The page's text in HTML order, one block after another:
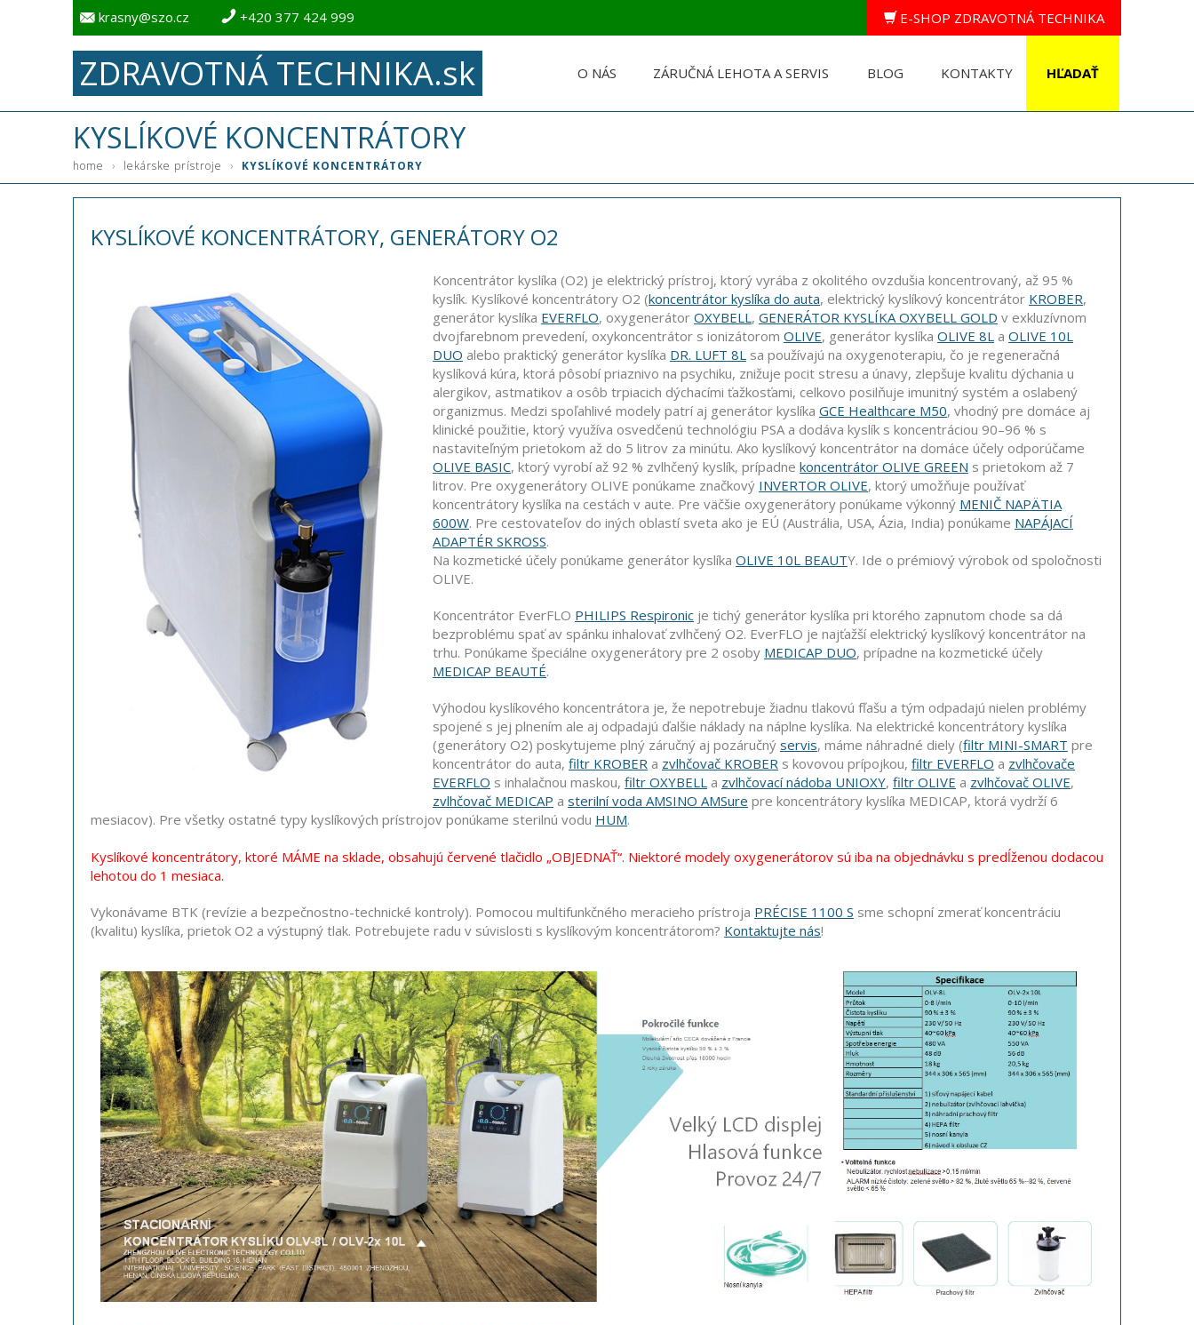
krasny@szo.cz +420 377 424 999 E-SHOP ZDRAVOTNÁ TECHNIKA
ZDRAVOTNÁ TECHNIKA.sk O NÁS ZÁRUČNÁ LEHOTA A SERVIS BLOG KONTAKTY
KYSLÍKOVÉ KONCENTRÁTORY
home › lekárske prístroje › KYSLÍKOVÉ KONCENTRÁTORY
KYSLÍKOVÉ KONCENTRÁTORY, GENERÁTORY O2
Koncentrátor kyslíka (O2) je elektrický prístroj, ktorý vyrába z okolitého ovzdušia koncentrovaný, až 95 %
kyslík. Kyslíkové koncentrátory O2 (koncentrátor kyslíka do auta, elektrický kyslíkový koncentrátor KROBER,
generátor kyslíka EVERFLO, oxygenerátor OXYBELL, GENERÁTOR KYSLÍKA OXYBELL GOLD v exkluzívnom
dvojfarebnom prevedení, oxykoncentrátor s ionizátorom OLIVE, generátor kyslíka OLIVE 8L a OLIVE 10L
DUO alebo praktický generátor kyslíka DR. LUFT 8L sa používajú na oxygenoterapiu, čo je regeneračná
kyslíková kúra, ktorá pôsobí priaznivo na psychiku, znižuje pocit stresu a únavy, zlepšuje kvalitu dýchania u
alergikov, astmatikov a osôb trpiacich dýchacími ťažkosťami, celkovo posilňuje imunitný systém a oslabený
organizmus. Medzi spoľahlivé modely patrí aj generátor kyslíka GCE Healthcare M50, vhodný pre domáce aj
klinické použitie, ktorý využíva osvedčenú technológiu PSA a dodáva kyslík s koncentráciou 90–96 % s
nastaviteľným prietokom až do 5 litrov za minútu. Ako kyslíkový koncentrátor na domáce účely odporúčame
OLIVE BASIC, ktorý vyrobí až 92 % zvlhčený kyslík, prípadne koncentrátor OLIVE GREEN s prietokom až 7
litrov. Pre oxygenerátory OLIVE ponúkame značkový INVERTOR OLIVE, ktorý umožňuje používať
koncentrátory kyslíka na cestách v aute. Pre väčšie oxygenerátory ponúkame výkonný MENIČ NAPÄTIA
600W. Pre cestovateľov do iných oblastí sveta ako je EÚ (Austrália, USA, Ázia, India) ponúkame NAPÁJACÍ
ADAPTÉR SKROSS.
Na kozmetické účely ponúkame generátor kyslíka OLIVE 10L BEAUTY. Ide o prémiový výrobok od spoločnosti
OLIVE.
Koncentrátor EverFLO PHILIPS Respironic je tichý generátor kyslíka pri ktorého zapnutom chode sa dá
bezproblému spať av spánku inhalovať zvlhčený O2. EverFLO je najťažší elektrický kyslíkový koncentrátor na
trhu. Ponúkame špeciálne oxygenerátory pre 2 osoby MEDICAP DUO, prípadne na kozmetické účely
MEDICAP BEAUTÉ.
Výhodou kyslíkového koncentrátora je, že nepotrebuje žiadnu tlakovú fľašu a tým odpadajú nielen problémy
spojené s jej plnením ale aj odpadajú ďalšie náklady na náplne kyslíka. Na elektrické koncentrátory kyslíka
(generátory O2) poskytujeme plný záručný aj pozáručný servis, máme náhradné diely (filtr MINI-SMART pre
koncentrátor do auta, filtr KROBER a zvlhčovač KROBER s kovovou prípojkou, filtr EVERFLO a zvlhčovače
EVERFLO s inhalačnou maskou, filtr OXYBELL a zvlhčovací nádoba UNIOXY, filtr OLIVE a zvlhčovač OLIVE,
zvlhčovač MEDICAP a sterilní voda AMSINO AMSure pre koncentrátory kyslíka MEDICAP, ktorá vydrží 6
mesiacov). Pre všetky ostatné typy kyslíkových prístrojov ponúkame sterilnú vodu HUM.
Kyslíkové koncentrátory, ktoré MÁME na sklade, obsahujú červené tlačidlo „OBJEDNAŤ“. Niektoré modely oxygenerátorov sú iba na objednávku s predĺženou dodacou
lehotou do 1 mesiaca.
Vykonávame BTK (revízie a bezpečnostno-technické kontroly). Pomocou multifunkčného meracieho prístroja PRÉCISE 1100 S sme schopní zmerať koncentráciu
(kvalitu) kyslíka, prietok O2 a výstupný tlak. Potrebujete radu v súvislosti s kyslíkovým koncentrátorom? Kontaktujte nás!